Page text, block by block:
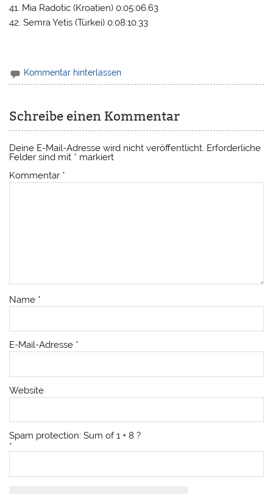
41. Mia Radotic (Kroatien) 0:05:06.63
42. Semra Yetis (Türkei) 0:08:10.33
Kommentar hinterlassen
Schreibe einen Kommentar
Deine E-Mail-Adresse wird nicht veröffentlicht. Erforderliche
Felder sind mit * markiert
Kommentar *
Name *
E-Mail-Adresse *
Website
Spam protection: Sum of 1 + 8 ?
*